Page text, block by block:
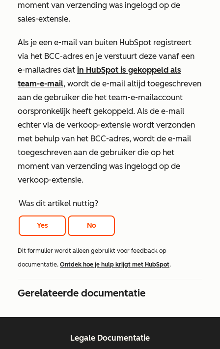
moment van verzending was ingelogd op de
sales-extensie.
Als je een e-mail van buiten HubSpot registreert
via het BCC-adres en je verstuurt deze vanaf een
e-mailadres dat in HubSpot is gekoppeld als
team-e-mail, wordt de e-mail altijd toegeschreven
aan de gebruiker die het team-e-mailaccount
oorspronkelijk heeft gekoppeld. Als de e-mail
echter via de verkoop-extensie wordt verzonden
met behulp van het BCC-adres, wordt de e-mail
toegeschreven aan de gebruiker die op het
moment van verzending was ingelogd op de
verkoop-extensie.
Was dit artikel nuttig?
Yes No
Dit formulier wordt alleen gebruikt voor feedback op
documentatie. Ontdek hoe je hulp krijgt met HubSpot.
Gerelateerde documentatie
Legale Documentatie